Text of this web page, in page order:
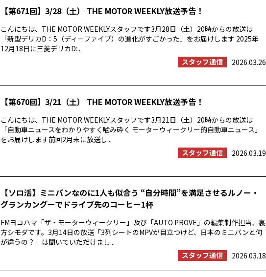
【第671回】3/28（土） THE MOTOR WEEKLY放送予告！
こんにちは、THE MOTOR WEEKLYスタッフです3月28日（土）20時からの放送は
「新型デリカD：5（ディーファイブ）の進化がすごかった」をお届けします 2025年
12月18日に三菱デリカD:...
スタッフ通信
2026.03.26
【第670回】3/21（土） THE MOTOR WEEKLY放送予告！
こんにちは、THE MOTOR WEEKLYスタッフです3月21日（土）20時からの放送は
「自動車ニュースをわかりやすく噛み砕く モーターウィークリー的自動車ニュース」
をお届けします前回2月末に放送し...
スタッフ通信
2026.03.19
【ソロ活】ミニバンなのに1人も似合う “自分時間”を満足させるルノー・
グランカングーでドライブ先のコーヒー1杯
FMヨコハマ「ザ・モーターウィークリー」及び「AUTO PROVE」の編集制作担当、裏
方シモダです。3月14日の放送「3列シートのMPVが目立つけど、日本のミニバンと何
が違うの？」は聞いていただけまし...
スタッフ通信
2026.03.18